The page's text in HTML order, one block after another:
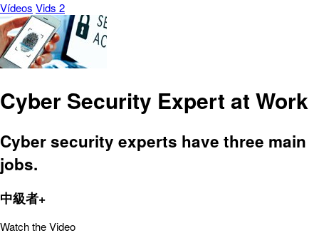
Vídeos Vids 2
Cyber Security Expert at Work
Cyber security experts have three main
jobs.
中級者+
Watch the Video